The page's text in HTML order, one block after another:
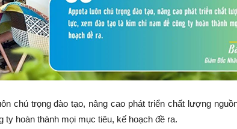
chú trọng đào tạo, nâng cao phát triển chất lượng
ty hoàn thành mọi mục tiêu, kế hoạch đề ra.